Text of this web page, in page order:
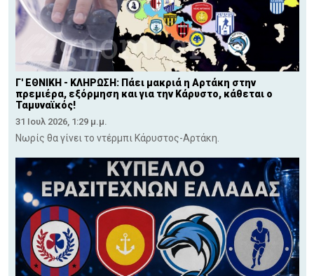
Γ' ΕΘΝΙΚΗ - ΚΛΗΡΩΣΗ: Πάει μακριά η Αρτάκη στην
πρεμιέρα, εξόρμηση και για την Κάρυστο, κάθεται ο
Ταμυναϊκός!
31 Ιουλ 2026, 1:29 μ.μ.
Νωρίς θα γίνει το ντέρμπι Κάρυστος-Αρτάκη.